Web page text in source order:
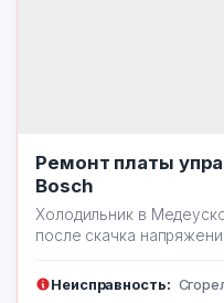
Ремонт платы
Bosch
Холодильник в
после скачка
Неисправность: